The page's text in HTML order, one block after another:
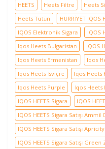
HEETS
Heets Filtre Heets
Heets Tütün
HÜRRİYET İQOS
IQOS Elektronik Sigara
IQOS
Iqos Heets Bulgaristan
IQOS
Iqos Heets Ermenistan
Iqos
Iqos Heets Isviçre
Iqos Heets
Iqos Heets Purple
Iqos Heets
IQOS HEETS Sigara
IQOS
IQOS HEETS Sigara Satışı
IQOS HEETS Sigara Satışı Apricity
IQOS HEETS Sigara Satışı Green